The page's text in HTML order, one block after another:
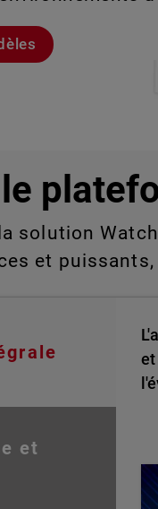
de
manuellement à
EDR
solution
et
et
et